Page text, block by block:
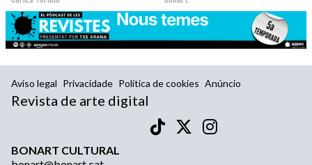
FUNDAMENTAL DO
INFORMALISMO ESPANHOL.
Aviso legal Privacidade Política de cookies Anúncio
Revista de arte digital
BONART CULTURAL